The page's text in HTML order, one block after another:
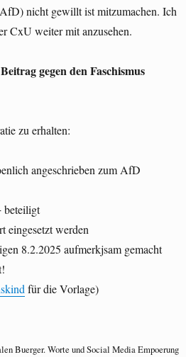
nicht gewillt ist mitzumachen. Ich
CxU weiter mit anzusehen.
Beitrag gegen den Faschismus
zu erhalten:
angeschrieben zum AfD
beteiligt
eingesetzt werden
8.2.2025 aufmerkjsam gemacht
für die Vorlage)
Buerger. Worte und Social Media Empoerung